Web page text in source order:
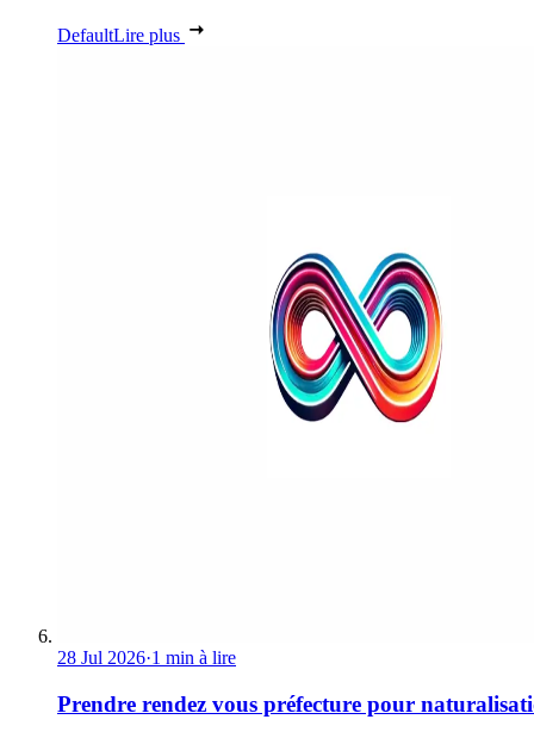
DefaultLire plus
28 Jul 2026·1 min à lire
Prendre rendez vous préfecture pour